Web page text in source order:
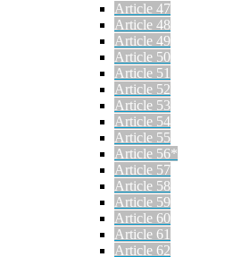
Article 47
Article 48
Article 49
Article 50
Article 51
Article 52
Article 53
Article 54
Article 55
Article 56*
Article 57
Article 58
Article 59
Article 60
Article 61
Article 62